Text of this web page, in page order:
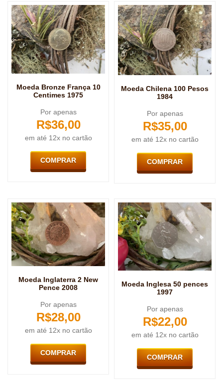
Moeda Bronze França 10
Centimes 1975
Por apenas
R$36,00
em até 12x no cartão
COMPRAR
Moeda Chilena 100 Pesos
1984
Por apenas
R$35,00
em até 12x no cartão
COMPRAR
Moeda Inglaterra 2 New
Pence 2008
Por apenas
R$28,00
em até 12x no cartão
COMPRAR
Moeda Inglesa 50 pences
1997
Por apenas
R$22,00
em até 12x no cartão
COMPRAR